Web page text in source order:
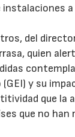
del
quien
y su
que
que no